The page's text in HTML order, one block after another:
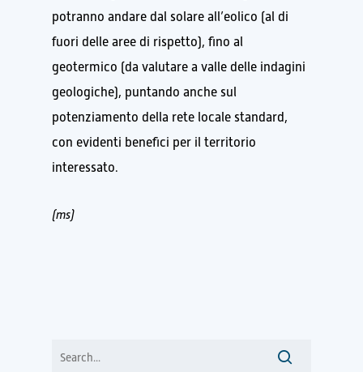
potranno andare dal solare all’eolico (al di
fuori delle aree di rispetto), fino al
geotermico (da valutare a valle delle indagini
geologiche), puntando anche sul
potenziamento della rete locale standard,
con evidenti benefici per il territorio
interessato.
(ms)